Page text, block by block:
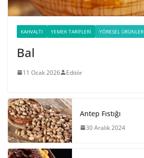
KAHVALTI YEMEK TARIFLERI YÖRESEL ÜRÜNLER
Bal
11 Ocak 2026 Editör
Antep Fıstığı
30 Aralık 2024